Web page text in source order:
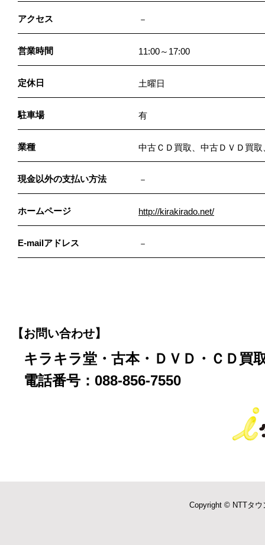
アクセス －
営業時間 11:00～17:00
定休日 土曜日
駐車場 有
業種 中古ＣＤ買取、中古ＤＶＤ買取
現金以外の支払い方法 －
ホームページ http://kirakirado.net/
E-mailアドレス －
【お問い合わせ】
キラキラ堂・古本・ＤＶＤ・ＣＤ買
電話番号：088-856-7550
Copyright © NTTタウ